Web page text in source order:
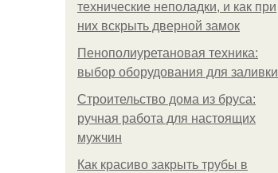
технические неполадки, и как при
них вскрыть дверной замок
Пенополиуретановая техника:
выбор оборудования для заливки
Строительство дома из бруса:
ручная работа для настоящих
мужчин
Как красиво закрыть трубы в